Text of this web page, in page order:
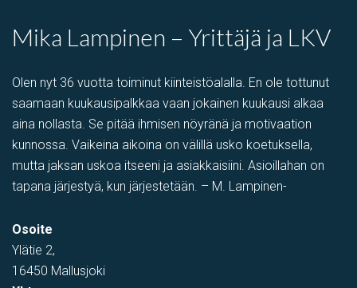
Mika Lampinen – Yrittäjä ja LKV
Olen nyt 36 vuotta toiminut kiinteistöalalla. En ole tottunut
saamaan kuukausipalkkaa vaan jokainen kuukausi alkaa
aina nollasta. Se pitää ihmisen nöyränä ja motivaation
kunnossa. Vaikeina aikoina on välillä usko koetuksella,
mutta jaksan uskoa itseeni ja asiakkaisiini. Asioillahan on
tapana järjestyä, kun järjestetään. – M. Lampinen-
Osoite
Ylätie 2,
16450 Mallusjoki